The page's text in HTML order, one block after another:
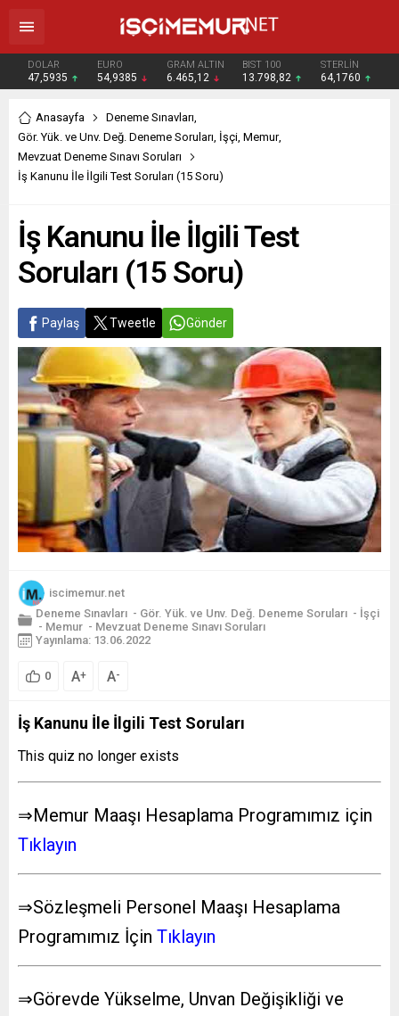
DOLAR
47,5935
EURO
54,9385
GRAM ALTIN
6.465,12
BIST 100
13.798,82
STERLİN
64,1760
Anasayfa Deneme Sınavları,
Gör. Yük. ve Unv. Değ. Deneme Soruları, İşçi, Memur,
Mevzuat Deneme Sınavı Soruları
İş Kanunu İle İlgili Test Soruları (15 Soru)
İş Kanunu İle İlgili Test
Soruları (15 Soru)
Paylaş Tweetle Gönder
iscimemur.net
Deneme Sınavları - Gör. Yük. ve Unv. Değ. Deneme Soruları - İşçi
- Memur - Mevzuat Deneme Sınavı Soruları
Yayınlama: 13.06.2022
0 A+ A-
İş Kanunu İle İlgili Test Soruları
This quiz no longer exists
⇒Memur Maaşı Hesaplama Programımız için
Tıklayın
⇒Sözleşmeli Personel Maaşı Hesaplama
Programımız İçin Tıklayın
⇒Görevde Yükselme, Unvan Değişikliği ve